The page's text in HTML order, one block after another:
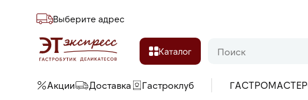
Выберите адреc
Каталог
Акции Доставка Гастроклуб ГАСТРОМАСТЕР